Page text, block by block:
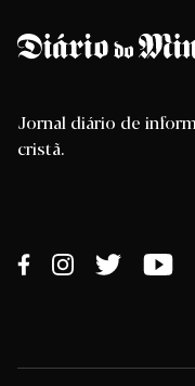
Jornal diário de
cristã.